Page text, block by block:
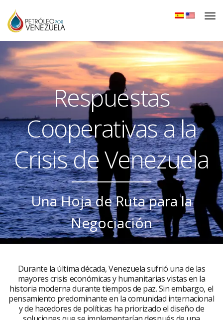
Respuestas
Cooperativas a la
Crisis de Venezuela
Una Hoja de Ruta para la
Negociación
Durante la última década, Venezuela sufrió una de las
mayores crisis económicas y humanitarias vistas en la
historia moderna durante tiempos de paz. Sin embargo, el
pensamiento predominante en la comunidad internacional
y de hacedores de políticas ha priorizado el diseño de